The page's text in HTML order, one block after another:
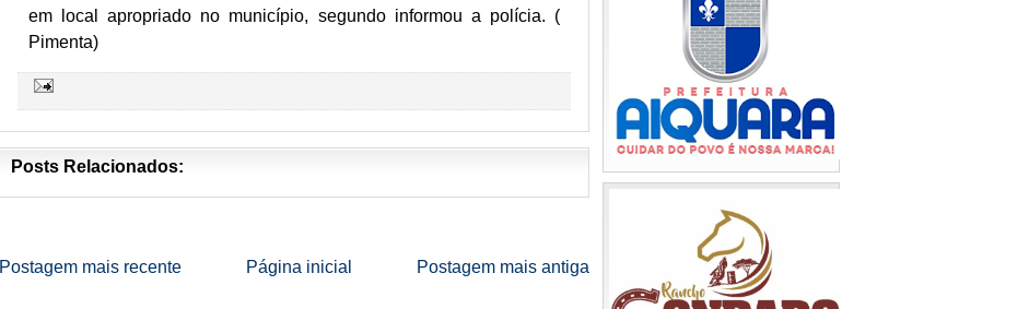
em local apropriado no município, segundo informou a polícia. (
Pimenta)
Posts Relacionados:
Postagem mais recente Postagem mais antiga
Página inicial